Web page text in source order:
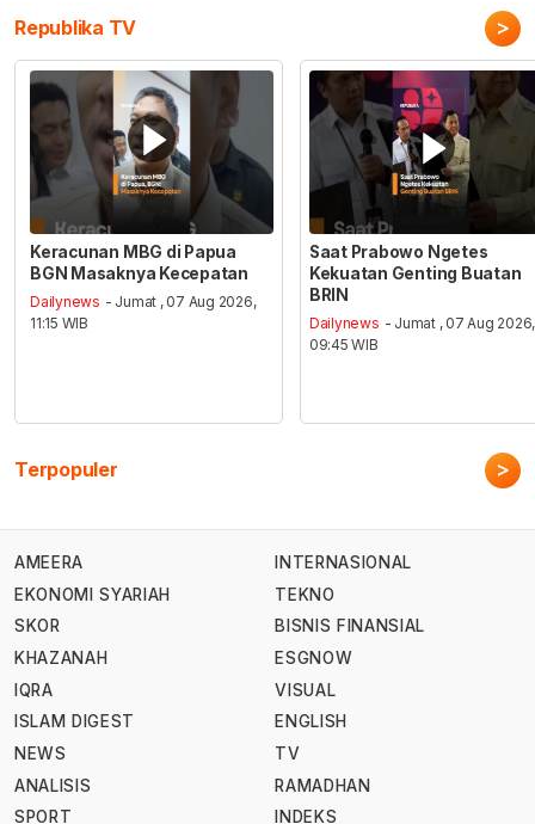
Republika TV >
Keracunan MBG di Papua
BGN Masaknya Kecepatan
Dailynews - Jumat , 07 Aug 2026,
11:15 WIB
Saat Prabowo Ngetes
Kekuatan Genting Buatan
BRIN
Dailynews - Jumat , 07 Aug 2026,
09:45 WIB
Terpopuler >
AMEERA
EKONOMI SYARIAH
SKOR
KHAZANAH
IQRA
ISLAM DIGEST
NEWS
ANALISIS
SPORT
INTERNASIONAL
TEKNO
BISNIS FINANSIAL
ESGNOW
VISUAL
ENGLISH
TV
RAMADHAN
INDEKS